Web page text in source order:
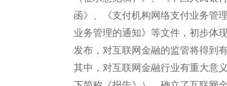
函》、《支付机构网络支付业务管
业务管理的通知》等文件，初步体
发布，对互联网金融的监管将得到有
其中，对互联网金融行业有重大意